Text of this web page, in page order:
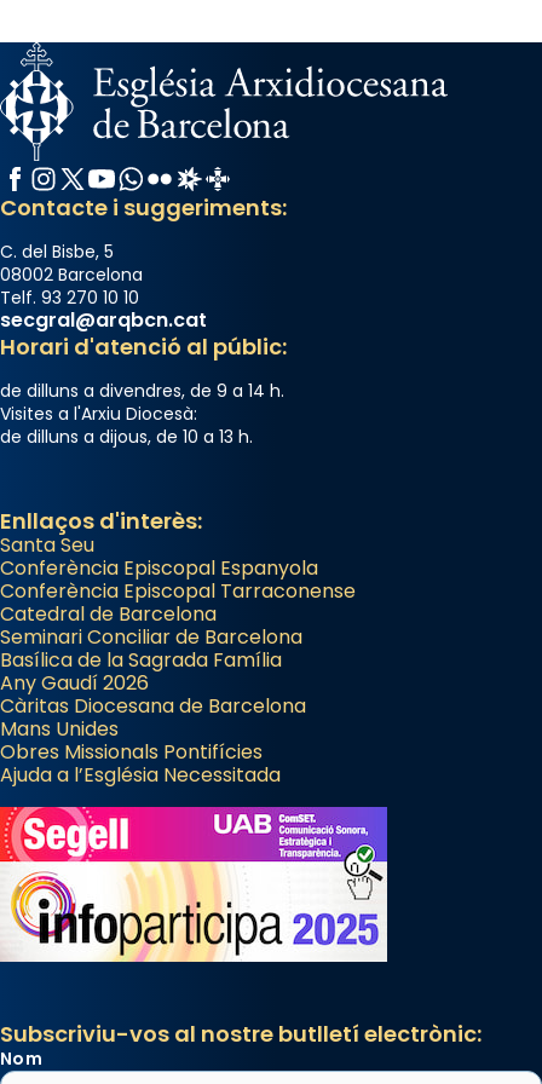
«A Raïms de Sant Jaume, raïms aigualits;
raïms de setembre te'n llepes els dits»,
segons una dita popular.
Photo
View on Facebook · Share
Facebook
Instagram
X / Twitter
YouTube
WhatsApp
FlickrRadio Estel
Catalunya Cristiana
Contacte i suggeriments:
C. del Bisbe, 5
08002 Barcelona
Telf. 93 270 10 10
secgral@arqbcn.cat
Horari d'atenció al públic:
de dilluns a divendres, de 9 a 14 h.
Visites a l'Arxiu Diocesà:
de dilluns a dijous, de 10 a 13 h.
Enllaços d'interès:
Santa Seu
Conferència Episcopal Espanyola
Conferència Episcopal Tarraconense
Catedral de Barcelona
Seminari Conciliar de Barcelona
Basílica de la Sagrada Família
Any Gaudí 2026
Càritas Diocesana de Barcelona
Mans Unides
Obres Missionals Pontifícies
Ajuda a l’Església Necessitada
Subscriviu-vos al nostre butlletí electrònic:
Nom